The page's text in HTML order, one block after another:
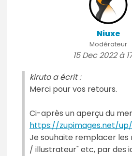
Niuxe
Modérateur
15 Dec 2022 à
kiruto a écrit :
Merci pour vos retours.
Ci-après un aperçu du
https://zupimages.net/
Je souhaite remplacer les
/ illustrateur" etc, par des